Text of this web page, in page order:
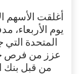
يوم الأربعاء،
المتحدة
عزز من فرص
من قبل بنك